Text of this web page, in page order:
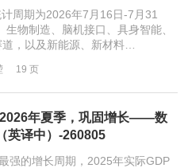
为2026年7月16日-7月31
生物制造、脑机接口、具身智能、
，以及新能源、新材料…
19 页
年夏季，巩固增长——数
英译中）-260805
的增长周期，2025年实际GDP